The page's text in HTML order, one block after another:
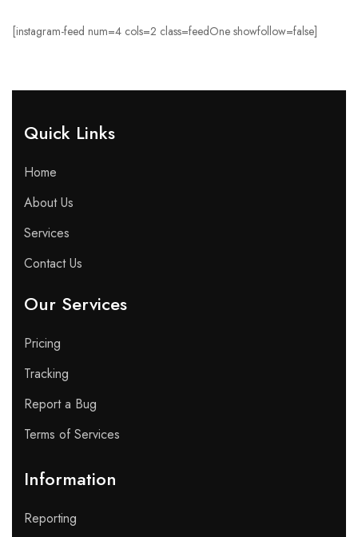
[instagram-feed num=4 cols=2 class=feedOne showfollow=false]
Quick Links​
Home
About Us
Services
Contact Us
Our Services
Pricing
Tracking
Report a Bug
Terms of Services
Information
Reporting